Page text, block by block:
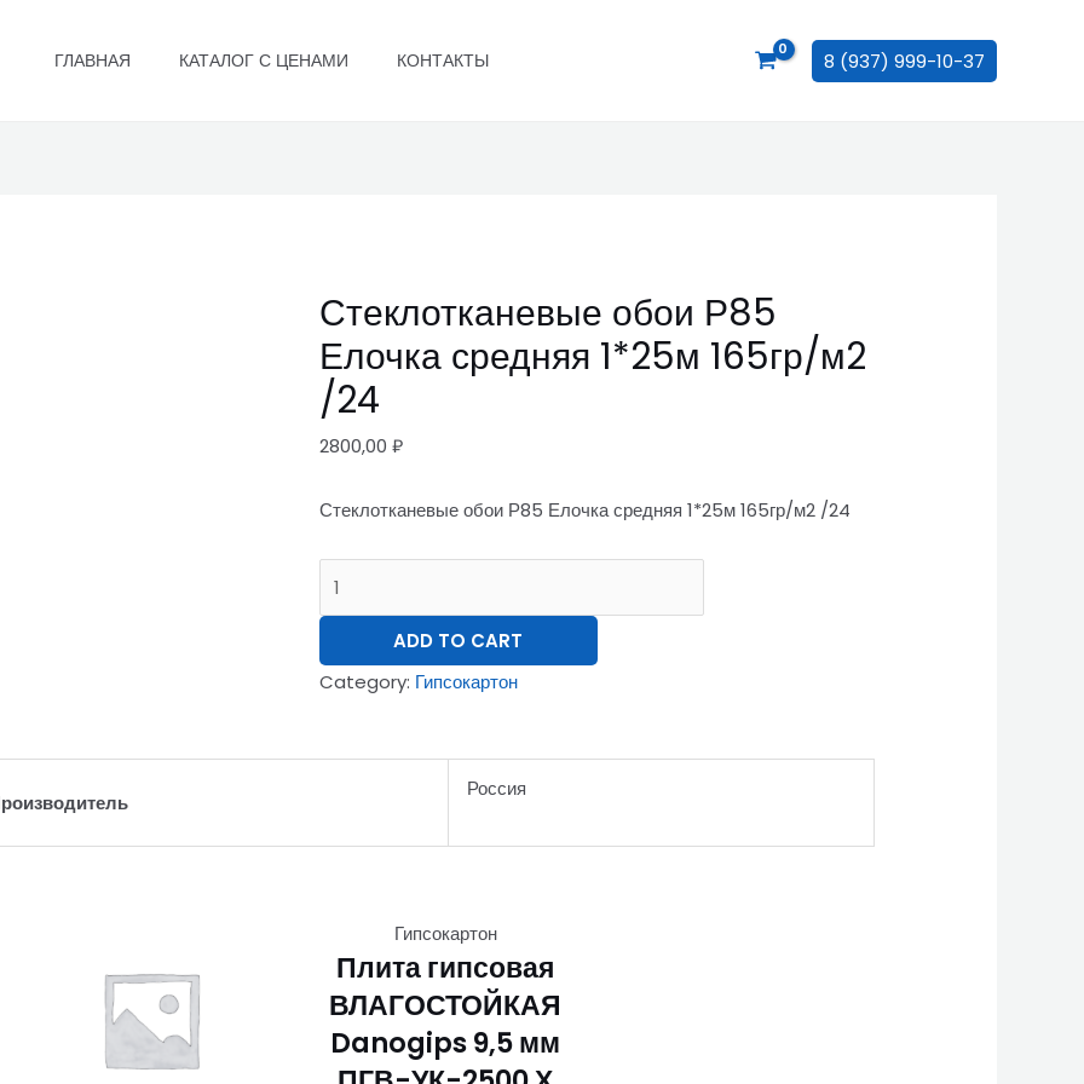
ГЛАВНАЯ КАТАЛОГ С ЦЕНАМИ КОНТАКТЫ 8 (937) 999-10-37
Стеклотканевые обои Р85
Елочка средняя 1*25м 165гр/м2
/24
2800,00 ₽
Стеклотканевые обои Р85 Елочка средняя 1*25м 165гр/м2 /24
quantity
ADD TO CART
Category: Гипсокартон
Россия
Гипсокартон
Плита гипсовая
ВЛАГОСТОЙКАЯ
Danogips 9,5 мм